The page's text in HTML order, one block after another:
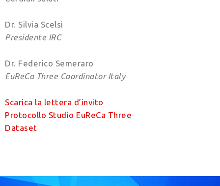
Dr. Silvia Scelsi
Presidente IRC
Dr. Federico Semeraro
EuReCa Three Coordinator Italy
Scarica la lettera d’invito
Protocollo Studio EuReCa Three
Dataset